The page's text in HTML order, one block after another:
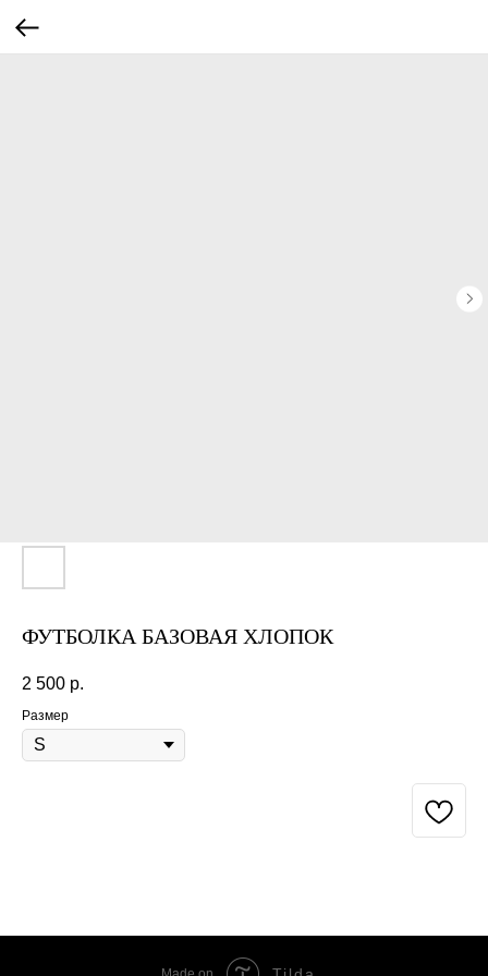
ФУТБОЛКА БАЗОВАЯ ХЛОПОК
2 500 р.
Размер